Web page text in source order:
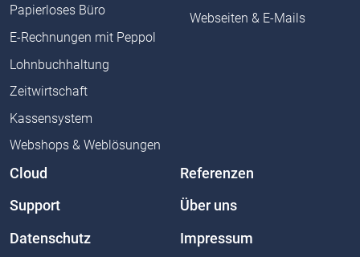
Papierloses Büro
E-Rechnungen mit Peppol
Lohnbuchhaltung
Zeitwirtschaft
Kassensystem
Webshops & Weblösungen
Webseiten & E-Mails
Cloud Referenzen
Support Über uns
Datenschutz Impressum